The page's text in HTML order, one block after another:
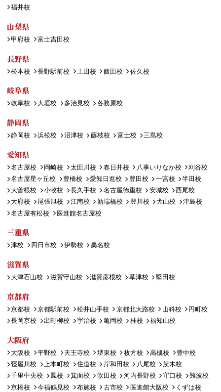
福井校
山梨県
甲府校 富士吉田校
長野県
松本校 長野駅前校 上田校 飯田校 佐久校
岐阜県
岐阜校 大垣校 多治見校 各務原校
静岡県
静岡校 浜松校 沼津校 藤枝校 富士校 三島校
愛知県
名古屋校 岡崎校 太田川校 春日井校 八事いりなか校
刈谷校
名古屋星ヶ丘校
豊橋校 愛知日進校 豊田校 一宮校
半田校
大曽根校
小牧校 長久手校 名古屋徳重校 安城校
西尾校
大府校
尾張旭校 江南校 新瑞橋校 豊川校 犬山校
津島校
名古屋有松校
医進館名古屋校
三重県
津校 四日市校 伊勢校 桑名校
滋賀県
大津石山校 滋賀守山校 滋賀彦根校 草津校 堅田校
京都府
京都校 京都駅前校 松井山手校 京都北大路校 山科校
円町校
長岡京校
出町柳校 宇治校 亀岡校 桂校 福知山校
大阪府
大阪校 平野校 天王寺校 堺東校 枚方校 高槻校
豊中校
寝屋川校
上本町校 住道校 岸和田校 八尾校
茨木校
千里中央校
鳳校 箕面校 吹田校 河内長野校 守口校
難波校
京橋校
今福鶴見校 布施校 古市校 医進館大阪校
くずは校